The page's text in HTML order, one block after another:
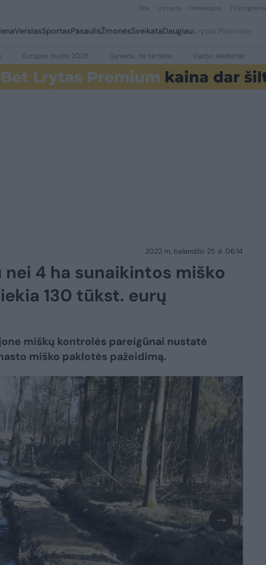
Orai Lrytas.tv Horoskopai TV programa
VerslasSportasPasaulisŽmonėsSveikataDaugiauLrytas Premium
Europos burės 2026 Gyvenu, ne skrolinu Darbo skelbimai
2022 m. balandžio 25 d. 06:14
4 ha sunaikintos miško
130 tūkst. eurų
miškų kontrolės pareigūnai nustatė
miško paklotės pažeidimą.